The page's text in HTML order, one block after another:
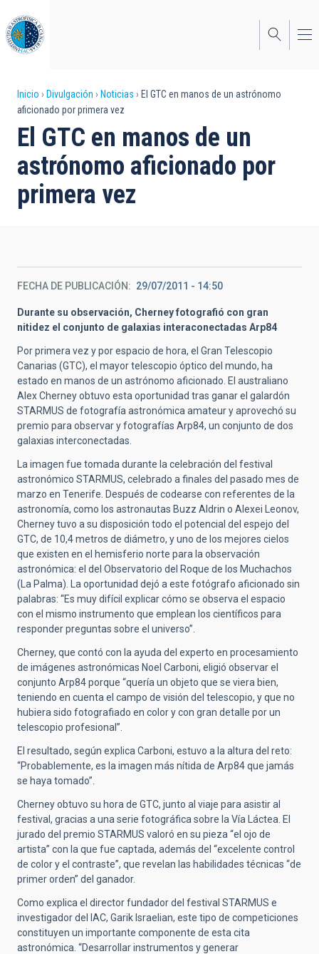
al
contenido
principal
Sobrescribir
enlaces
de
ayuda
a
Inicio Divulgación Noticias
El GTC en manos de un astrónomo
aficionado por primera vez
El GTC en manos de un
astrónomo aficionado por
primera vez
FECHA DE PUBLICACIÓN 29/07/2011 - 14:50
Durante su observación, Cherney fotografió con gran
nitidez el conjunto de galaxias interaconectadas Arp84
Por primera vez y por espacio de hora, el Gran Telescopio
Canarias (GTC), el mayor telescopio óptico del mundo, ha
estado en manos de un astrónomo aficionado. El australiano
Alex Cherney obtuvo esta oportunidad tras ganar el galardón
STARMUS de fotografía astronómica amateur y aprovechó su
premio para observar y fotografías Arp84, un conjunto de dos
galaxias interconectadas.
La imagen fue tomada durante la celebración del festival
astronómico STARMUS, celebrado a finales del pasado mes de
marzo en Tenerife. Después de codearse con referentes de la
astronomía, como los astronautas Buzz Aldrin o Alexei Leonov,
Cherney tuvo a su disposición todo el potencial del espejo del
GTC, de 10,4 metros de diámetro, y uno de los mejores cielos
que existen en el hemisferio norte para la observación
astronómica: el del Observatorio del Roque de los Muchachos
(La Palma). La oportunidad dejó a este fotógrafo aficionado sin
palabras: “Es muy difícil explicar cómo se observa el espacio
con el mismo instrumento que emplean los científicos para
responder preguntas sobre el universo”.
Cherney, que contó con la ayuda del experto en procesamiento
de imágenes astronómicas Noel Carboni, eligió observar el
conjunto Arp84 porque “quería un objeto que se viera bien,
teniendo en cuenta el campo de visión del telescopio, y que no
hubiera sido fotografiado en color y con gran detalle por un
telescopio profesional”.
El resultado, según explica Carboni, estuvo a la altura del reto:
“Probablemente, es la imagen más nítida de Arp84 que jamás
se haya tomado”.
Cherney obtuvo su hora de GTC, junto al viaje para asistir al
festival, gracias a una serie fotográfica sobre la Vía Láctea. El
jurado del premio STARMUS valoró en su pieza “el ojo de
artista” con la que fue captada, además del “excelente control
de color y el contraste”, que revelan las habilidades técnicas “de
primer orden” del ganador.
Como explica el director fundador del festival STARMUS e
investigador del IAC, Garik Israelian, este tipo de competiciones
constituyen un importante componente de esta cita
astronómica. “Desarrollar instrumentos y generar